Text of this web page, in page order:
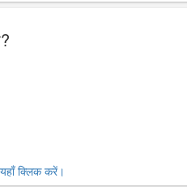
यहाँ क्लिक करें।